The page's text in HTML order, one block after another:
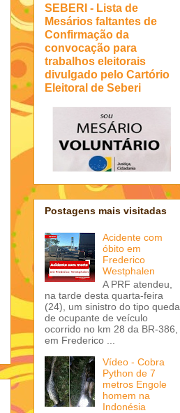
SEBERI - Lista de
Mesários faltantes de
Confirmação da
convocação para
trabalhos eleitorais
divulgado pelo Cartório
Eleitoral de Seberi
Postagens mais visitadas
Acidente com
óbito em
Frederico
Westphalen
A PRF atendeu,
na tarde desta quarta-feira
(24), um sinistro do tipo queda
de ocupante de veículo
ocorrido no km 28 da BR-386,
em Frederico ...
Vídeo - Cobra
Python de 7
metros Engole
homem na
Indonésia